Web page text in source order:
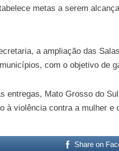
metas a serem
a ampliação das
com o objetivo de
entregas, Mato Grosso do
à violência contra a mulher e
Share on